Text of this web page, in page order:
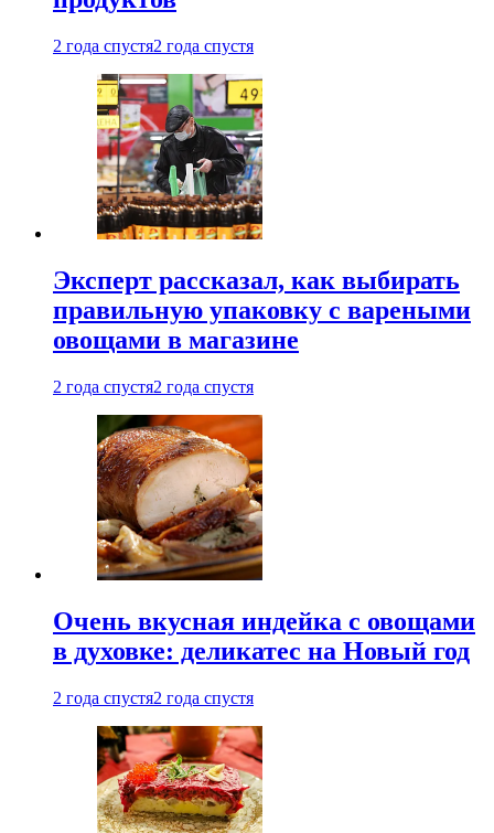
2 года спустя2 года спустя
Эксперт рассказал, как выбирать
правильную упаковку с вареными
овощами в магазине
2 года спустя2 года спустя
Очень вкусная индейка с овощами
в духовке: деликатес на Новый год
2 года спустя2 года спустя